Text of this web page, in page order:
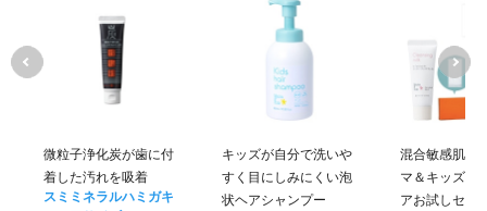
Mg マグネシウム
髪に必要なタン
銅
微粒子浄化炭が歯に付
着した汚れを吸着
スミミネラルハミガキ
キッズが自分で洗いや
すく目にしみにくい泡
状ヘアシャンプー
混合敏感肌の
マ＆キッズフ
アお試しセッ